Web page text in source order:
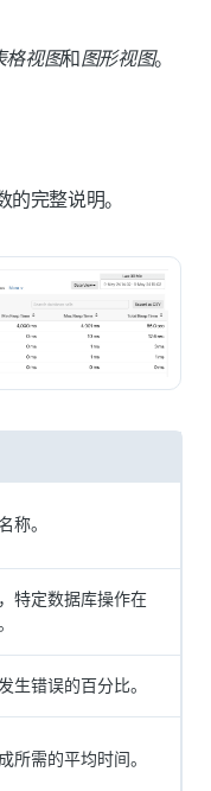
格视图和图形视图。
完整说明。
称。
特定数据库操作在
生错误的百分比。
所需的平均时间。